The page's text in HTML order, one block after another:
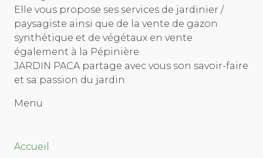
Elle vous propose ses services de jardinier /
paysagiste ainsi que de la vente de gazon
synthétique et de végétaux en vente
également à la Pépinière.
JARDIN PACA partage avec vous son savoir-faire
et sa passion du jardin.
Menu
Accueil